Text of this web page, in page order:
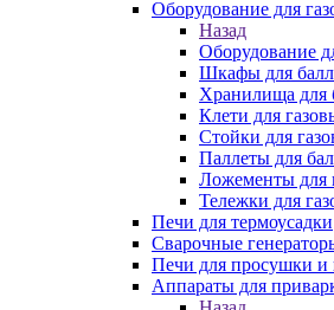
Оборудование для
Назад
Оборудование
Шкафы для
Хранилища для
Клети для
Стойки для
Паллеты для
Ложементы для
Тележки для
Печи для термоусадки
Сварочные
Печи для просушки и
Аппараты для